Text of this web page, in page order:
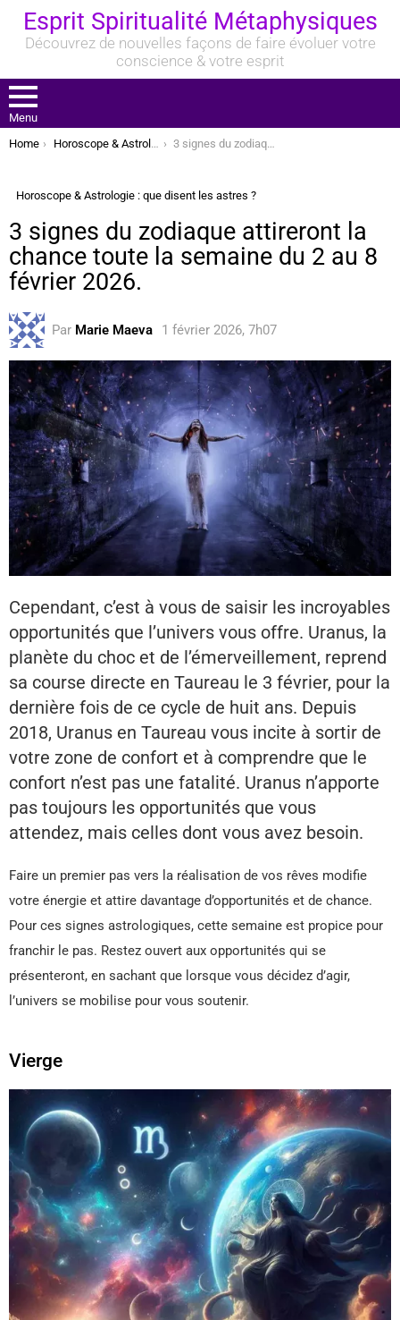
Esprit Spiritualité Métaphysiques
Découvrez de nouvelles façons de faire évoluer votre
conscience & votre esprit
Menu
You are here:
Home Horoscope & Astrologie : que disent les astres ? 3 signes du zodiaque attireront la chance toute la semaine du 2 au 8 février 2026.
Horoscope & Astrologie : que disent les astres ?
3 signes du zodiaque attireront la
chance toute la semaine du 2 au 8
février 2026.
Par Marie Maeva 1 février 2026, 7h07
Cependant, c’est à vous de saisir les incroyables
opportunités que l’univers vous offre. Uranus, la
planète du choc et de l’émerveillement, reprend
sa course directe en Taureau le 3 février, pour la
dernière fois de ce cycle de huit ans. Depuis
2018, Uranus en Taureau vous incite à sortir de
votre zone de confort et à comprendre que le
confort n’est pas une fatalité. Uranus n’apporte
pas toujours les opportunités que vous
attendez, mais celles dont vous avez besoin.
Faire un premier pas vers la réalisation de vos rêves modifie
votre énergie et attire davantage d’opportunités et de chance.
Pour ces signes astrologiques, cette semaine est propice pour
franchir le pas. Restez ouvert aux opportunités qui se
présenteront, en sachant que lorsque vous décidez d’agir,
l’univers se mobilise pour vous soutenir.
Vierge